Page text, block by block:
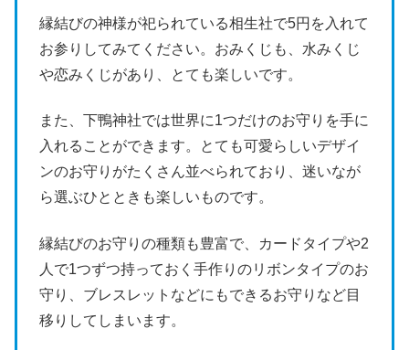
縁結びの神様が祀られている相生社で5円を入れて
お参りしてみてください。おみくじも、水みくじ
や恋みくじがあり、とても楽しいです。
また、下鴨神社では世界に1つだけのお守りを手に
入れることができます。とても可愛らしいデザイ
ンのお守りがたくさん並べられており、迷いなが
ら選ぶひとときも楽しいものです。
縁結びのお守りの種類も豊富で、カードタイプや2
人で1つずつ持っておく手作りのリボンタイプのお
守り、ブレスレットなどにもできるお守りなど目
移りしてしまいます。